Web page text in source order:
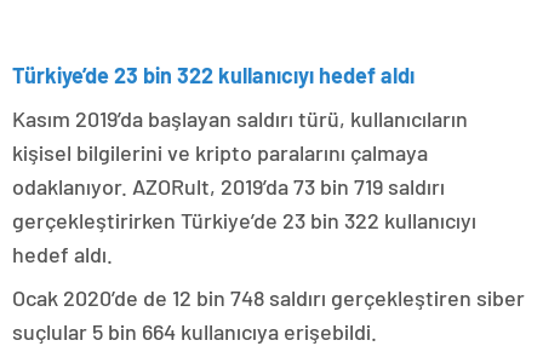
Türkiye’de 23 bin 322 kullanıcıyı hedef aldı
Kasım 2019’da başlayan saldırı türü, kullanıcıların
kişisel bilgilerini ve kripto paralarını çalmaya
odaklanıyor. AZORult, 2019’da 73 bin 719 saldırı
gerçekleştirirken Türkiye’de 23 bin 322 kullanıcıyı
hedef aldı.
Ocak 2020’de de 12 bin 748 saldırı gerçekleştiren siber
suçlular 5 bin 664 kullanıcıya erişebildi.